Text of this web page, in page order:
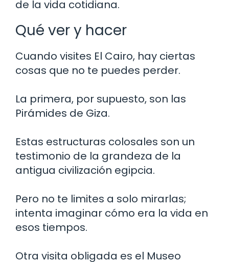
de la vida cotidiana.
Qué ver y hacer
Cuando visites El Cairo, hay ciertas
cosas que no te puedes perder.
La primera, por supuesto, son las
Pirámides de Giza.
Estas estructuras colosales son un
testimonio de la grandeza de la
antigua civilización egipcia.
Pero no te limites a solo mirarlas;
intenta imaginar cómo era la vida en
esos tiempos.
Otra visita obligada es el Museo